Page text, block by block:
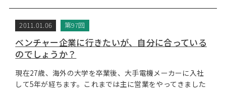
2011.01.06 第97回
ベンチャー企業に行きたいが、自分に合っている
のでしょうか？
現在27歳、海外の大学を卒業後、大手電機メーカーに入社
して5年が経ちます。これまでは主に営業をやってきました